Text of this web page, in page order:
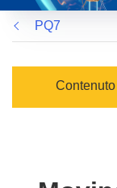
una
nuova
finestra)
PQ7